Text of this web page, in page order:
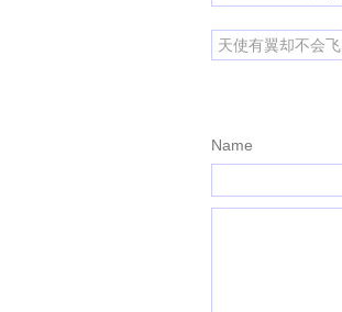
天使有翼却不会飞
Name